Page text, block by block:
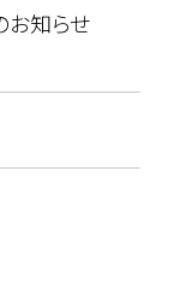
お知らせ